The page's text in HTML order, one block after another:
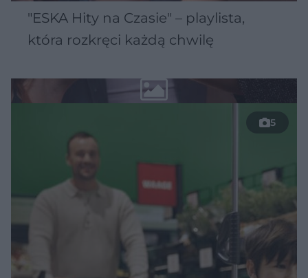
"ESKA Hity na Czasie" – playlista,
która rozkręci każdą chwilę
5